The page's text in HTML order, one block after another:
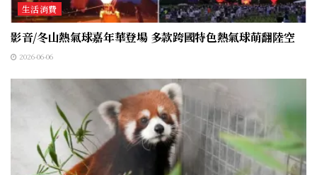
生活消費
影音/冬山熱氣球嘉年華登場 多款跨國特色熱氣球萌翻陸空
2026-06-06